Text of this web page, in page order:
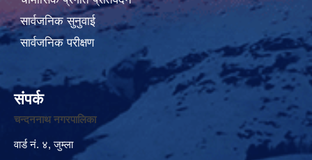
सार्वजनिक सुनुवाई
सार्वजनिक परीक्षण
संपर्क
चन्दननाथ नगरपालिका
वार्ड नं. ४, जुम्ला